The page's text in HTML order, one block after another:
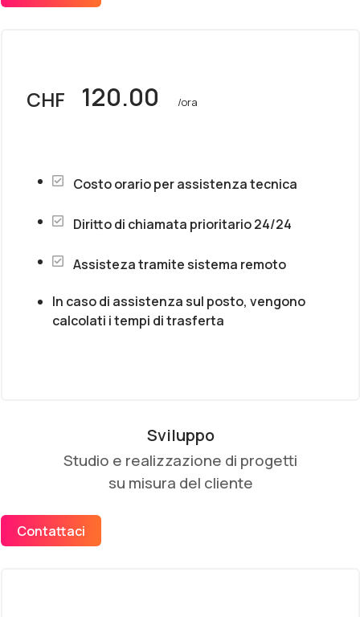
CHF 120.00 /ora
Costo orario per assistenza tecnica
Diritto di chiamata prioritario 24/24
Assisteza tramite sistema remoto
In caso di assistenza sul posto, vengono
calcolati i tempi di trasferta
Sviluppo
Studio e realizzazione di progetti
su misura del cliente
Contattaci